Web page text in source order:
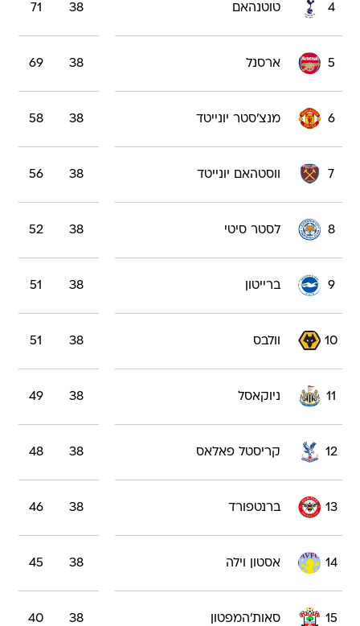
4 טוטנהאם 38
71
5 ארסנל 38
69
6 מנצ'סטר יונייטד 38
58
7 ווסטהאם יונייטד 38
56
8 לסטר סיטי 38
52
9 ברייטון 38
51
10 וולבס 38
51
11 ניוקאסל 38
49
12 קריסטל פאלאס 38
48
13 ברנטפורד 38
46
14 אסטון וילה 38
45
15 סאות'המפטון 38
40